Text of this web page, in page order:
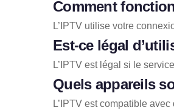
Comment
L’IPTV utilise votre
Est-ce légal
L’IPTV est légal si le
Quels appareils
L’IPTV est compatible